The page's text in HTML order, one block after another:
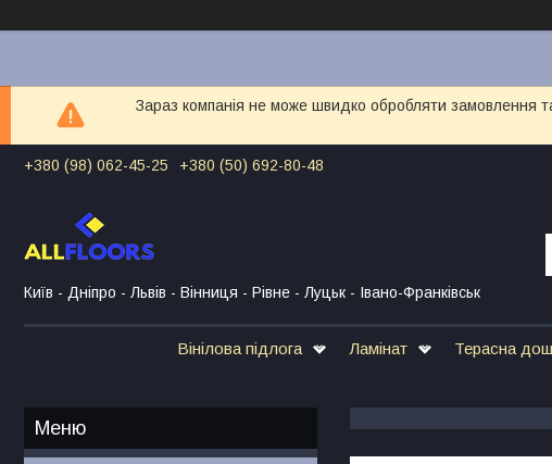
Зараз компанія не може швидко обробляти замовлення
+380 (98) 062-45-25 +380 (50) 692-80-48
Київ - Дніпро - Львів - Вінниця - Рівне - Луцьк - Івано-Франківськ
Вінілова підлога Ламінат Терасна